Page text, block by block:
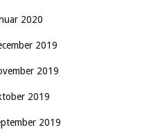
2020
2019
2019
2019
2019